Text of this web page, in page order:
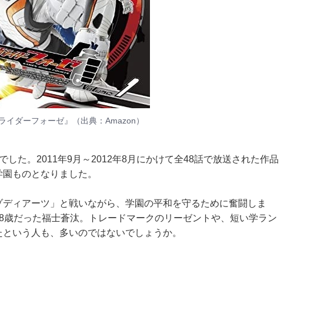
イダーフォーゼ』（出典：Amazon）
した。2011年9月～2012年8月にかけて全48話で放送された作品
ものとなりました。
ィアーツ」と戦いながら、学園の平和を守るために奮闘しま
だった福士蒼汰。トレードマークのリーゼントや、短い学ラン
いう人も、多いのではないでしょうか。